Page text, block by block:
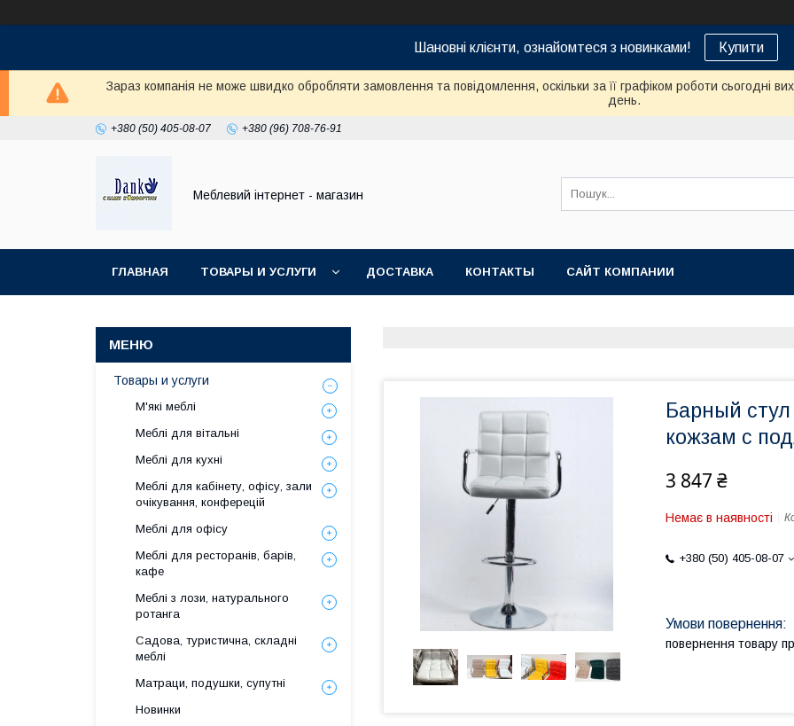
Шановні клієнти, ознайомтеся з новинками! Купити
Зараз компанія не може швидко обробляти замовлення та повідомлення, оскільки за її графіком роботи сьогодні
день.
+380 (50) 405-08-07 +380 (96) 708-76-91
Меблевий інтернет - магазин
ГЛАВНАЯ ТОВАРЫ И УСЛУГИ ДОСТАВКА КОНТАКТЫ САЙТ КОМПАНИИ
Барный стул
кожзам с
3 847 ₴
Немає в наявності
+380 (50) 405-08-07
повернення товару
Товары и услуги
М'які меблі
Меблі для вітальні
Меблі для кухні
Меблі для кабінету, офісу, зали
очікування, конферецій
Меблі для офісу
Меблі для ресторанів, барів,
кафе
Меблі з лози, натурального
ротанга
Садова, туристична, складні
меблі
Матраци, подушки, супутні
Новинки